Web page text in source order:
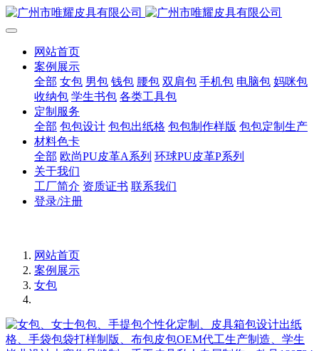
网站首页
案例展示
全部 女包 男包 钱包 腰包 双肩包 手机包 电脑包 妈咪包
收纳包 学生书包 各类工具包
定制服务
全部 包包设计 包包出纸格 包包制作样版 包包定制生产
材料色卡
全部 欧尚PU皮革A系列 环球PU皮革P系列
关于我们
工厂简介 资质证书 联系我们
登录/注册
网站首页
案例展示
女包